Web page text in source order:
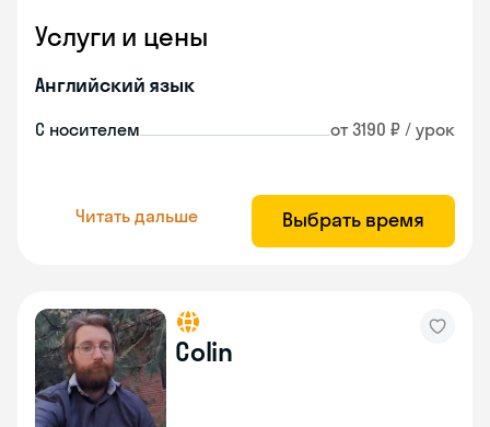
Услуги и цены
Английский язык
С носителем от 3190 ₽ / урок
Читать дальше Выбрать время
Colin